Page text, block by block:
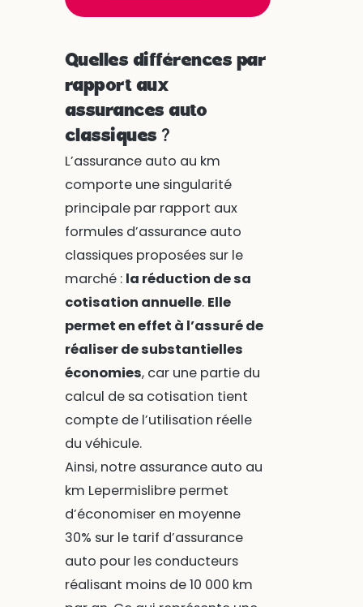
Quelles différences par
rapport aux
assurances auto
classiques ?
L’assurance auto au km
comporte une singularité
principale par rapport aux
formules d’assurance auto
classiques proposées sur le
marché : la réduction de sa
cotisation annuelle. Elle
permet en effet à l’assuré de
réaliser de substantielles
économies, car une partie du
calcul de sa cotisation tient
compte de l’utilisation réelle
du véhicule.
Ainsi, notre assurance auto au
km Lepermislibre permet
d’économiser en moyenne
30% sur le tarif d’assurance
auto pour les conducteurs
réalisant moins de 10 000 km